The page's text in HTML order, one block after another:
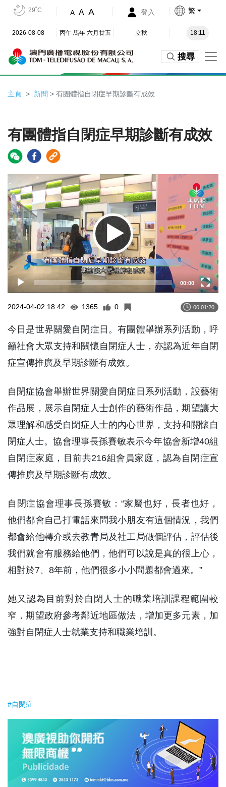
29˚C A A A 登入 繁
2026-08-08 丙午 馬年 六月廿五 立秋 18:11
搜尋
主頁 新聞 > 有團體指自閉症早期診斷有成效
有團體指自閉症早期診斷有成效
Video
Player
00:00
2024-04-02 18:42 1365 0 00:01:20
今日是世界關愛自閉症日。有團體舉辦系列活動，呼
籲社會大眾支持和關懷自閉症人士，亦認為近年自閉
症宣傳推廣及早期診斷有成效。
自閉症協會舉辦世界關愛自閉症日系列活動，設藝術
作品展，展示自閉症人士創作的藝術作品，期望讓大
眾理解和感受自閉症人士的內心世界，支持和關懷自
閉症人士。協會理事長孫賽敏表示今年協會新增40組
自閉症家庭，目前共216組會員家庭，認為自閉症宣
傳推廣及早期診斷有成效。
自閉症協會理事長孫賽敏：“家屬也好，長者也好，
他們都會自己打電話來問我小朋友有這個情況，我們
都會給他轉介或去教青局及社工局做個評估，評估後
我們就會有服務給他們，他們可以說是真的很上心，
相對於7、8年前，他們很多小小問題都會過來。”
她又認為目前對於自閉人士的職業培訓課程範圍較
窄，期望政府參考鄰近地區做法，增加更多元素，加
強對自閉症人士就業支持和職業培訓。
#自閉症